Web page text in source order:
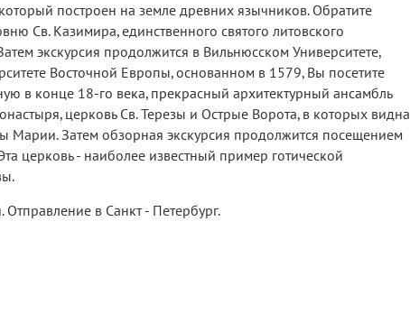
построен на земле древних язычников. Обратите
Св. Казимира, единственного святого литовского
экскурсия продолжится в Вильнюсском Университете,
Восточной Европы, основанном в 1579, Вы посетите
в конце 18-го века, прекрасный архитектурный ансамбль
церковь Св. Терезы и Острые Ворота, в которых видна
Марии. Затем обзорная экскурсия продолжится посещением
церковь - наиболее известный пример готической
в Санкт - Петербург.